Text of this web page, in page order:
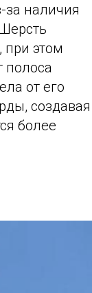
за наличия
при этом
полоса
от его
создавая
более